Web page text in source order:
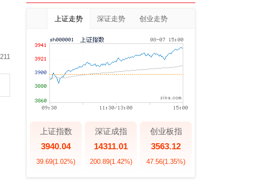
211
上证走势 深证走势 创业走势
上证指数
3940.04
39.69(1.02%)
深证成指
14311.01
200.89(1.42%)
创业板指
3563.12
47.56(1.35%)